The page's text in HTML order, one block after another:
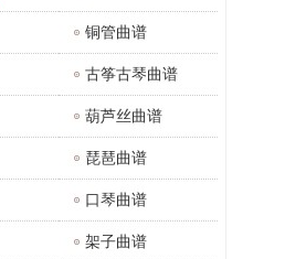
铜管曲谱
古筝古琴曲谱
葫芦丝曲谱
琵琶曲谱
口琴曲谱
架子曲谱